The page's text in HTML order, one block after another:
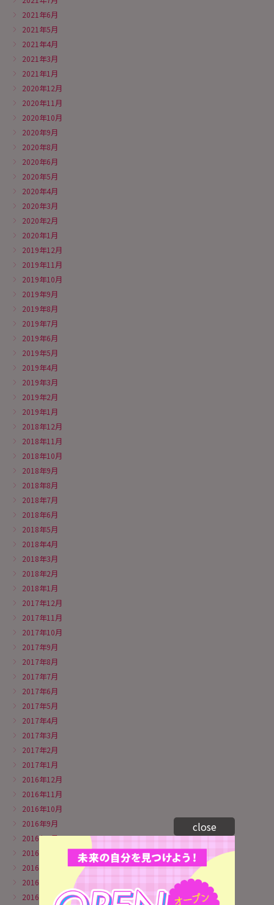
2021年6月
2021年5月
2021年4月
2021年3月
2021年1月
2020年12月
2020年11月
2020年10月
2020年9月
2020年8月
2020年6月
2020年5月
2020年4月
2020年3月
2020年2月
2020年1月
2019年12月
2019年11月
2019年10月
2019年9月
2019年8月
2019年7月
2019年6月
2019年5月
2019年4月
2019年3月
2019年2月
2019年1月
2018年12月
2018年11月
2018年10月
2018年9月
2018年8月
2018年7月
2018年6月
2018年5月
2018年4月
2018年3月
2018年2月
2018年1月
2017年12月
2017年11月
2017年10月
2017年9月
2017年8月
2017年7月
2017年6月
2017年5月
2017年4月
2017年3月
2017年2月
2017年1月
2016年12月
2016年11月
2016年10月
2016年9月
2016年8月
2016年7月
2016年6月
2016年5月
2016年4月
close